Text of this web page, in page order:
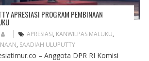
APRESIASI PROGRAM PEMBINAAN
APRESIASI, KANWILPAS MALUKU,
, SAADIAH ULUPUTTY
– Anggota DPR RI Komisi